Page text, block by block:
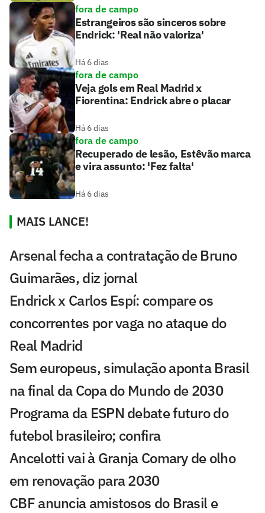
fora de campo
Estrangeiros são sinceros sobre
Endrick: 'Real não valoriza'
Há 6 dias
fora de campo
Veja gols em Real Madrid x
Fiorentina: Endrick abre o placar
Há 6 dias
fora de campo
Recuperado de lesão, Estêvão marca
e vira assunto: 'Fez falta'
Há 6 dias
MAIS LANCE!
Arsenal fecha a contratação de Bruno
Guimarães, diz jornal
Endrick x Carlos Espí: compare os
concorrentes por vaga no ataque do
Real Madrid
Sem europeus, simulação aponta Brasil
na final da Copa do Mundo de 2030
Programa da ESPN debate futuro do
futebol brasileiro; confira
Ancelotti vai à Granja Comary de olho
em renovação para 2030
CBF anuncia amistosos do Brasil e